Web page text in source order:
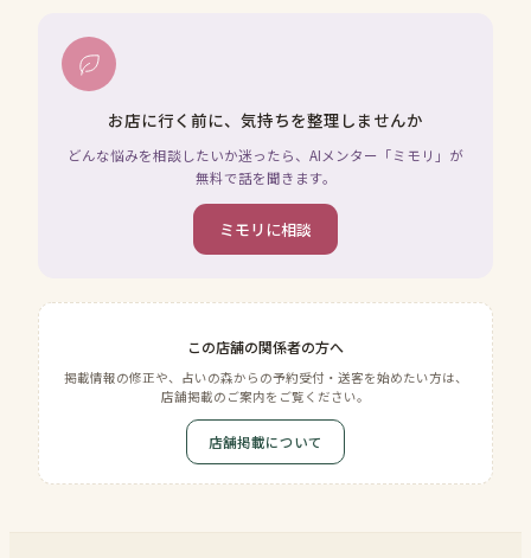
お店に行く前に、気持ちを整理しませんか
どんな悩みを相談したいか迷ったら、AIメンター「ミモリ」が
無料で話を聞きます。
ミモリに相談
この店舗の関係者の方へ
掲載情報の修正や、占いの森からの予約受付・送客を始めたい方は、
店舗掲載のご案内をご覧ください。
店舗掲載について